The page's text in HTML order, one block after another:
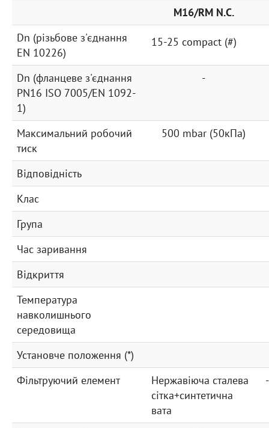
M16/RM N.C.
Dn (різьбове з'єднання
EN 10226)
15-25 compact (#)
Dn (фланцеве з'єднання
PN16 ISO 7005/EN 1092-
1)
-
Максимальний робочий
тиск
500 mbar (50кПа)
Відповідність
Клас
Група
Час заривання
Відкриття
Температура
навколишнього
середовища
Установче положення (*)
Фільтруючий елемент
Нержавіюча сталева
сітка+синтетична
вата
-